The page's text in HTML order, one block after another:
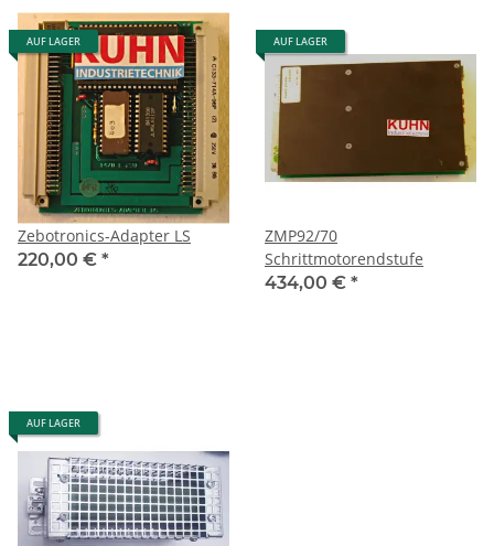
AUF LAGER
Zebotronics-Adapter LS
220,00 € *
AUF LAGER
ZMP92/70
Schrittmotorendstufe
434,00 € *
AUF LAGER